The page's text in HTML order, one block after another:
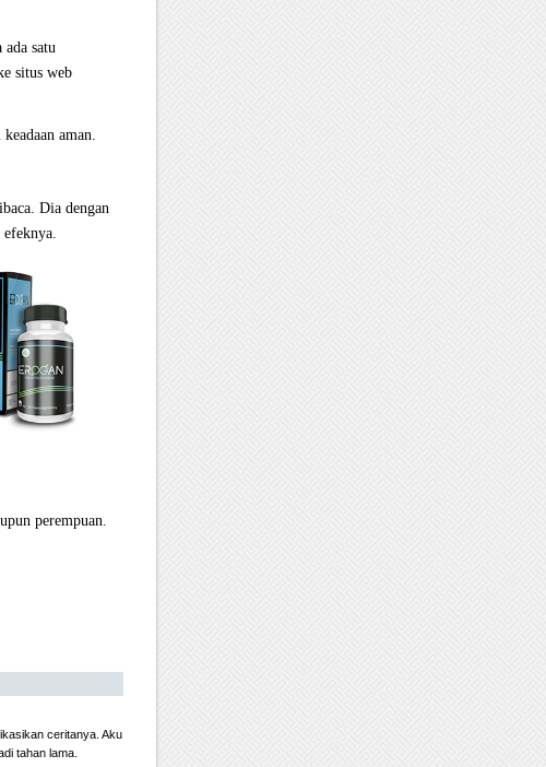
satu
situs web
aman.
Dia dengan
perempuan.
ceritanya. Aku
tahan lama.